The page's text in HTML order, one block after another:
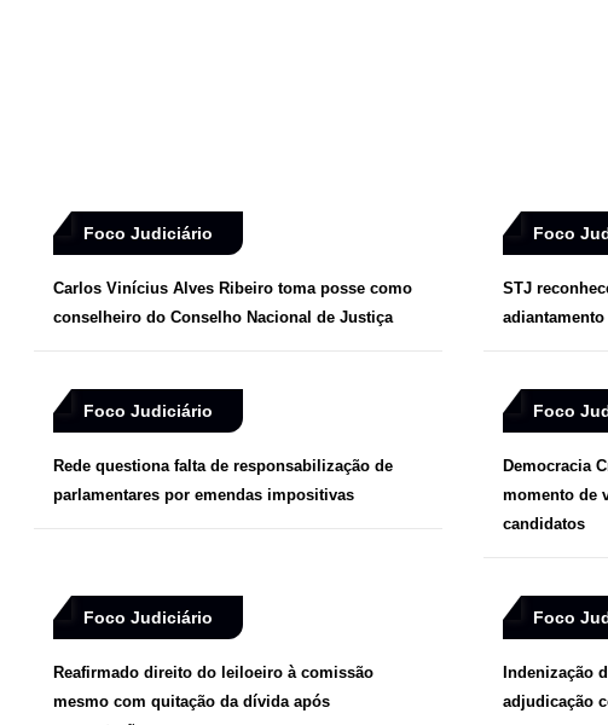
Foco Judiciário
Carlos Vinícius Alves Ribeiro toma posse como
conselheiro do Conselho Nacional de Justiça
Foco
STJ
Foco Judiciário
Rede questiona falta de responsabilização de
parlamentares por emendas impositivas
Foco
Democracia
momento de
candidatos
Foco Judiciário
Reafirmado direito do leiloeiro à comissão
mesmo com quitação da dívida após
Foco
Indenização
adjudicação